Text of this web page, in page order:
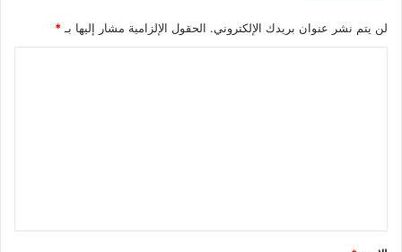
لن يتم نشر عنوان بريدك الإلكتروني. الحقول الإلزامية مشار إليها بـ *
*